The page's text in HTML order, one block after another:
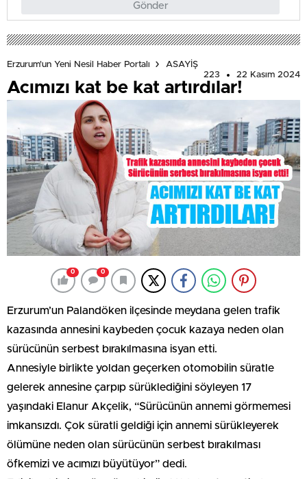
Gönder
Erzurum'un Yeni Nesil Haber Portalı
ASAYİŞ
223
22 Kasım 2024
Acımızı kat be kat artırdılar!
0 0
Erzurum’un Palandöken ilçesinde meydana gelen trafik
kazasında annesini kaybeden çocuk kazaya neden olan
sürücünün serbest bırakılmasına isyan etti.
Annesiyle birlikte yoldan geçerken otomobilin süratle
gelerek annesine çarpıp sürüklediğini söyleyen 17
yaşındaki Elanur Akçelik, “Sürücünün annemi görmemesi
imkansızdı. Çok süratli geldiği için annemi sürükleyerek
ölümüne neden olan sürücünün serbest bırakılması
öfkemizi ve acımızı büyütüyor” dedi.